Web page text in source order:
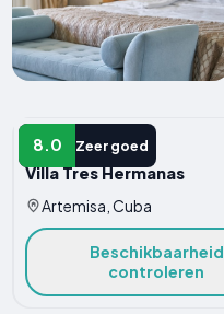
8.0 Zeer goed
HOTEL
Villa Tres Hermanas
Artemisa, Cuba
Beschikbaarheid
controleren